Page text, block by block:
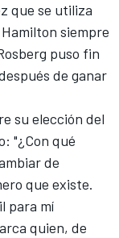
que se utiliza
siempre
puso fin
de ganar
su elección del
"¿Con qué
de
que existe.
para mí
quien, de